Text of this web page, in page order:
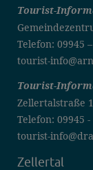
Tourist-
Telefon: 09945
tourist-
Tourist-
Zellertalstraße
Telefon: 09945 -
tourist-
Zellertal